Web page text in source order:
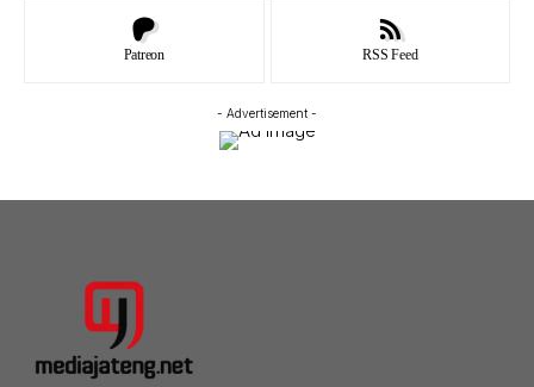
Patreon RSS Feed
- Advertisement -